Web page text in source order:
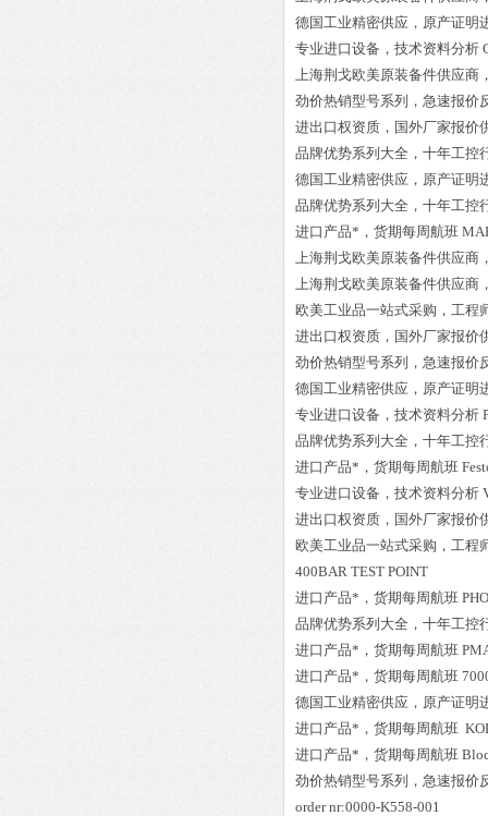
德国工业精密供应，原产证明
专业进口设备，技术资料分析
上海荆戈欧美原装备件供应商
劲价热销型号系列，急速报价
进出口权资质，国外厂家报价
品牌优势系列大全，十年工控
德国工业精密供应，原产证明
品牌优势系列大全，十年工控
进口产品*，货期每周航班
上海荆戈欧美原装备件供应商
上海荆戈欧美原装备件供应商
欧美工业品一站式采购，工程
进出口权资质，国外厂家报价
劲价热销型号系列，急速报价
德国工业精密供应，原产证明
专业进口设备，技术资料分析
品牌优势系列大全，十年工控
进口产品*，货期每周航班
专业进口设备，技术资料分析
进出口权资质，国外厂家报价
欧美工业品一站式采购，工程
400BAR TEST POINT
进口产品*，货期每周航班
品牌优势系列大全，十年工控
进口产品*，货期每周航班
进口产品*，货期每周航班
德国工业精密供应，原产证明
进口产品*，货期每周航班
进口产品*，货期每周航班
劲价热销型号系列，急速报价
order nr:0000-K558-001